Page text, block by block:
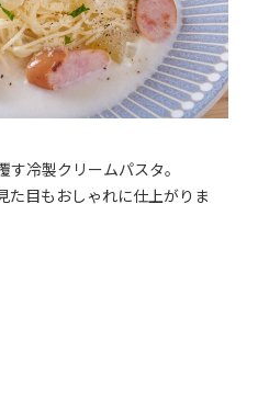
す冷製クリームパスタ。
た目もおしゃれに仕上がりま